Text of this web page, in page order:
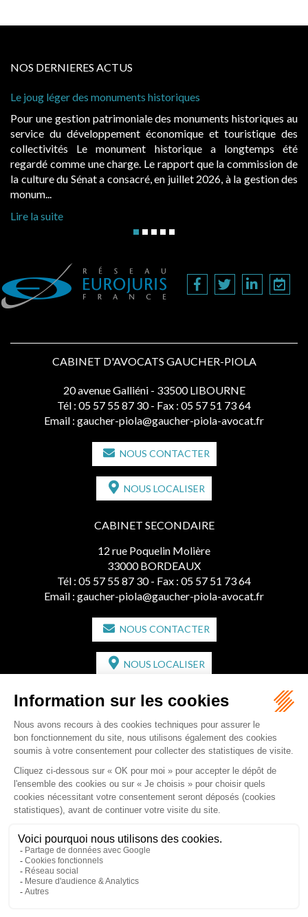
NOS DERNIERES ACTUS
léger des monuments historiques
une gestion patrimoniale des monuments historiques au
du développement économique et touristique des
Le monument historique a longtemps été
comme une charge. Le rapport que la commission de
du Sénat a consacré, en juillet 2026, à la gestion des
suite
public,
CABINET D'AVOCATS GAUCHER-PIOLA
20 avenue Galliéni - 33500 LIBOURNE
Tél : 05 57 55 87 30 - Fax : 05 57 51 73 64
Email : gaucher-piola@gaucher-piola-avocat.fr
NOUS CONTACTER
NOUS LOCALISER
CABINET SECONDAIRE
12 rue Poquelin Molière
33000 BORDEAUX
Tél : 05 57 55 87 30 - Fax : 05 57 51 73 64
Email : gaucher-piola@gaucher-piola-avocat.fr
NOUS CONTACTER
NOUS LOCALISER
CABINET SECONDAIRE
2 bis Avenue de l'Europe
33350 ST MAGNE-DE-CASTILLON
Tél :05 57 55 87 30 - Fax : 05 57 51 73 64
Email :gaucher-piola@gaucher-piola-avocat.fr
NOUS CONTACTER
NOUS LOCALISER